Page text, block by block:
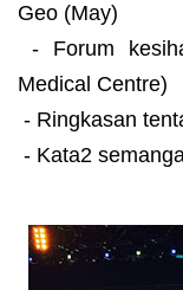
Geo (May)
- Forum
Medical Centre)
- Ringkasan
- Kata2